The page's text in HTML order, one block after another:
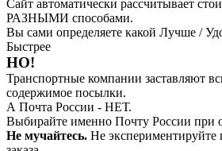
Сайт автоматически рассчитывает
РАЗНЫМИ способами.
Вы сами определяете какой Лучше /
Быстрее
НО!
Транспортные компании заставляют
содержимое посылки.
А Почта России - НЕТ.
Выбирайте именно Почту России при
Не мучайтесь. Не